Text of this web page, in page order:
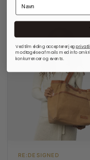
RE:DESIGNED
Ved tilmelding accepterer jeg
modtagelse af mails med info
konkurrencer og events.